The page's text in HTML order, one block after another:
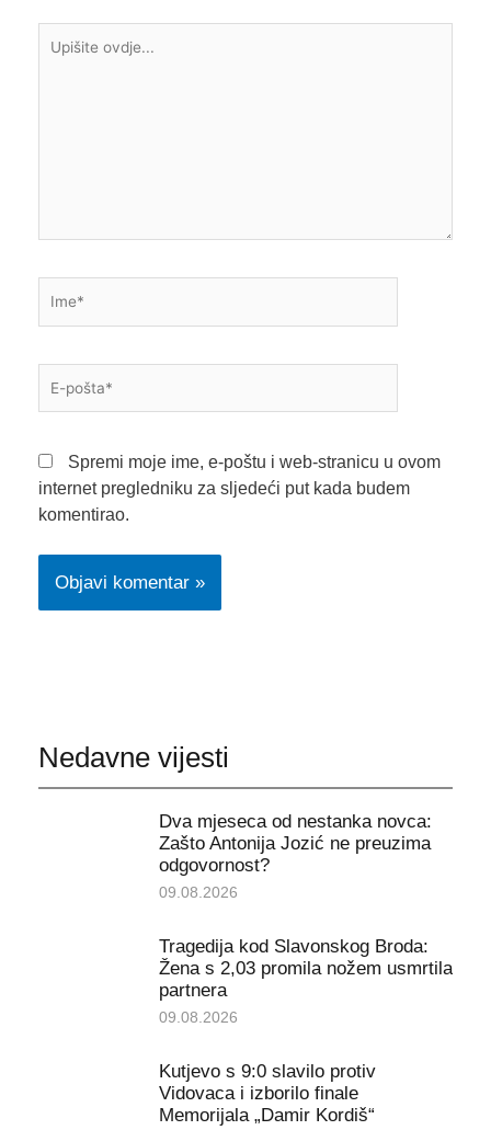
ovdje...
pošta*
Spremi moje ime, e-poštu i web-stranicu u ovom
internet pregledniku za sljedeći put kada budem
komentirao.
Nedavne vijesti
Dva mjeseca od nestanka novca:
Zašto Antonija Jozić ne preuzima
odgovornost?
09.08.2026
Tragedija kod Slavonskog Broda:
Žena s 2,03 promila nožem usmrtila
partnera
09.08.2026
Kutjevo s 9:0 slavilo protiv
Vidovaca i izborilo finale
Memorijala „Damir Kordiš“